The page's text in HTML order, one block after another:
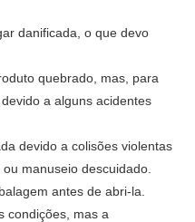
danificada, o que devo
quebrado, mas, para
a alguns acidentes
devido a colisões violentas
manuseio descuidado.
antes de abri-la.
condições, mas a